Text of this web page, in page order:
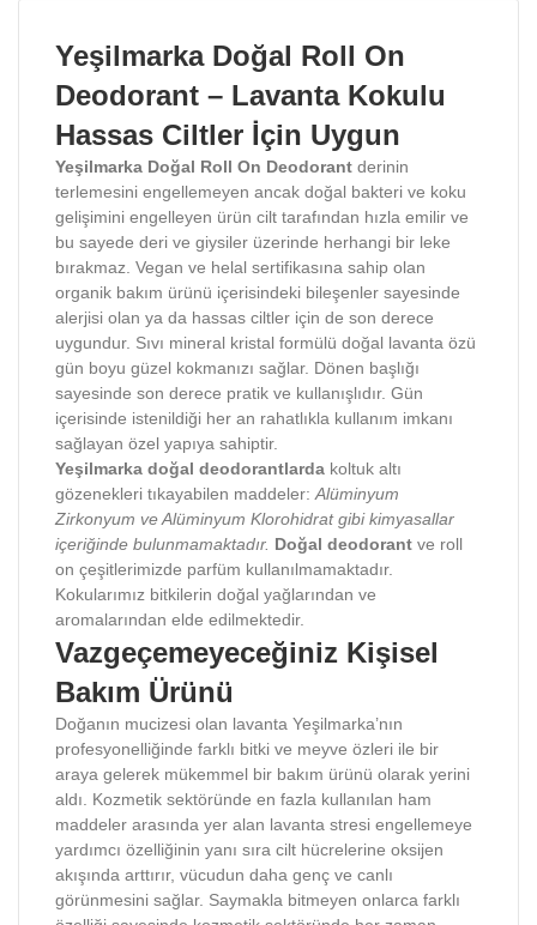
Yeşilmarka Doğal Roll On
Deodorant – Lavanta Kokulu
Hassas Ciltler İçin Uygun
Yeşilmarka Doğal Roll On Deodorant derinin
terlemesini engellemeyen ancak doğal bakteri ve koku
gelişimini engelleyen ürün cilt tarafından hızla emilir ve
bu sayede deri ve giysiler üzerinde herhangi bir leke
bırakmaz. Vegan ve helal sertifikasına sahip olan
organik bakım ürünü içerisindeki bileşenler sayesinde
alerjisi olan ya da hassas ciltler için de son derece
uygundur. Sıvı mineral kristal formülü doğal lavanta özü
gün boyu güzel kokmanızı sağlar. Dönen başlığı
sayesinde son derece pratik ve kullanışlıdır. Gün
içerisinde istenildiği her an rahatlıkla kullanım imkanı
sağlayan özel yapıya sahiptir.
Yeşilmarka doğal deodorantlarda koltuk altı
gözenekleri tıkayabilen maddeler: Alüminyum
Zirkonyum ve Alüminyum Klorohidrat gibi kimyasallar
içeriğinde bulunmamaktadır. Doğal deodorant ve roll
on çeşitlerimizde parfüm kullanılmamaktadır.
Kokularımız bitkilerin doğal yağlarından ve
aromalarından elde edilmektedir.
Vazgeçemeyeceğiniz Kişisel
Bakım Ürünü
Doğanın mucizesi olan lavanta Yeşilmarka’nın
profesyonelliğinde farklı bitki ve meyve özleri ile bir
araya gelerek mükemmel bir bakım ürünü olarak yerini
aldı. Kozmetik sektöründe en fazla kullanılan ham
maddeler arasında yer alan lavanta stresi engellemeye
yardımcı özelliğinin yanı sıra cilt hücrelerine oksijen
akışında arttırır, vücudun daha genç ve canlı
görünmesini sağlar. Saymakla bitmeyen onlarca farklı